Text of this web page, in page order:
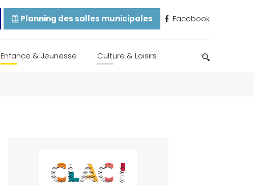
Planning des salles municipales Facebook
Enfance & Jeunesse Culture & Loisirs